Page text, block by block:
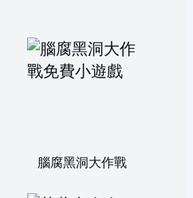
腦腐黑洞大作戰